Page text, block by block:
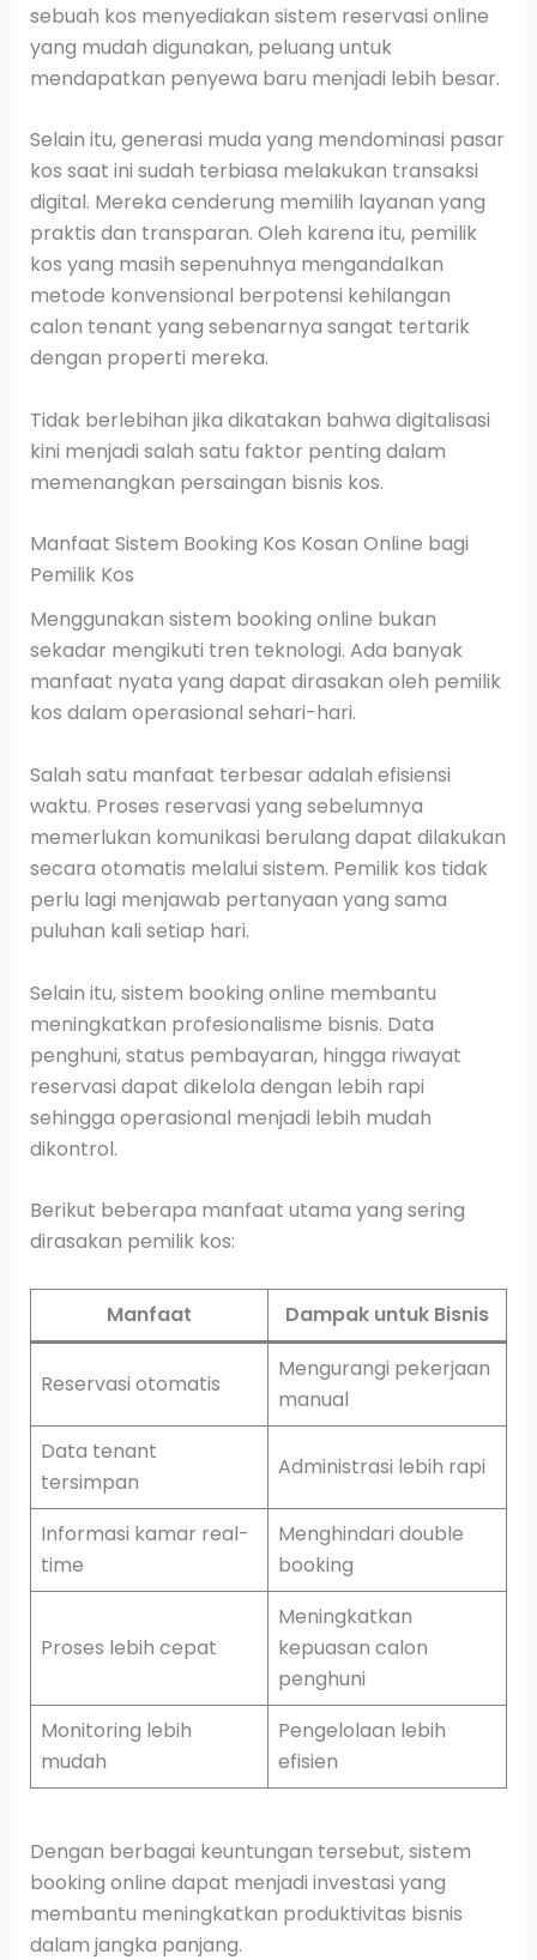
sebuah kos menyediakan sistem reservasi online
yang mudah digunakan, peluang untuk
mendapatkan penyewa baru menjadi lebih besar.
Selain itu, generasi muda yang mendominasi pasar
kos saat ini sudah terbiasa melakukan transaksi
digital. Mereka cenderung memilih layanan yang
praktis dan transparan. Oleh karena itu, pemilik
kos yang masih sepenuhnya mengandalkan
metode konvensional berpotensi kehilangan
calon tenant yang sebenarnya sangat tertarik
dengan properti mereka.
Tidak berlebihan jika dikatakan bahwa digitalisasi
kini menjadi salah satu faktor penting dalam
memenangkan persaingan bisnis kos.
Manfaat Sistem Booking Kos Kosan Online bagi
Pemilik Kos
Menggunakan sistem booking online bukan
sekadar mengikuti tren teknologi. Ada banyak
manfaat nyata yang dapat dirasakan oleh pemilik
kos dalam operasional sehari-hari.
Salah satu manfaat terbesar adalah efisiensi
waktu. Proses reservasi yang sebelumnya
memerlukan komunikasi berulang dapat dilakukan
secara otomatis melalui sistem. Pemilik kos tidak
perlu lagi menjawab pertanyaan yang sama
puluhan kali setiap hari.
Selain itu, sistem booking online membantu
meningkatkan profesionalisme bisnis. Data
penghuni, status pembayaran, hingga riwayat
reservasi dapat dikelola dengan lebih rapi
sehingga operasional menjadi lebih mudah
dikontrol.
Berikut beberapa manfaat utama yang sering
dirasakan pemilik kos:
Manfaat Dampak untuk Bisnis
Reservasi otomatis
Mengurangi pekerjaan
manual
Data tenant
tersimpan
Administrasi lebih rapi
Informasi kamar real-
time
Menghindari double
booking
Proses lebih cepat
Meningkatkan
kepuasan calon
penghuni
Monitoring lebih
mudah
Pengelolaan lebih
efisien
Dengan berbagai keuntungan tersebut, sistem
booking online dapat menjadi investasi yang
membantu meningkatkan produktivitas bisnis
dalam jangka panjang.